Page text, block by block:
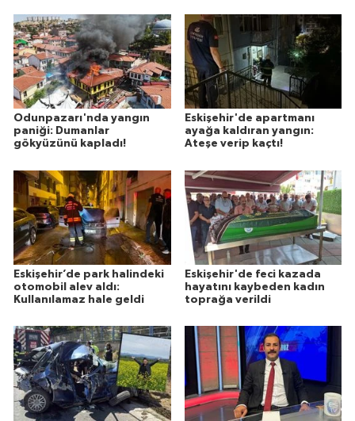
Odunpazarı'nda yangın
paniği: Dumanlar
gökyüzünü kapladı!
Eskişehir'de apartmanı
ayağa kaldıran yangın:
Ateşe verip kaçtı!
Eskişehir’de park halindeki
otomobil alev aldı:
Kullanılamaz hale geldi
Eskişehir'de feci kazada
hayatını kaybeden kadın
toprağa verildi